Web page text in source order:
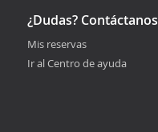
¿Dudas? Contáctanos
Mis reservas
Ir al Centro de ayuda